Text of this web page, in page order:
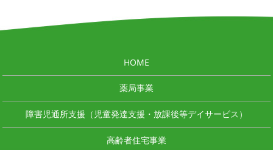
HOME
薬局事業
障害児通所支援（児童発達支援・放課後等デイサービス）
高齢者住宅事業